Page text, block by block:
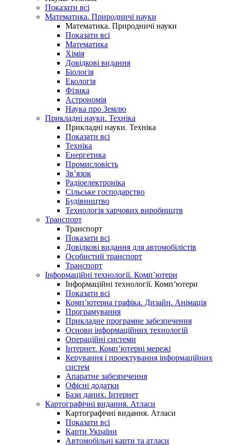
Показати всі
Математика. Природничі науки
Математика. Природничі науки
Показати всі
Математика
Хімія
Довідкові видання
Біологія
Екологія
Фізика
Астрономія
Наука про Землю
Прикладні науки. Техніка
Прикладні науки. Техніка
Показати всі
Техніка
Енергетика
Промисловість
Зв’язок
Радіоелектроніка
Сільське господарство
Будівництво
Технологія харчових виробництв
Транспорт
Транспорт
Показати всі
Довідкові видання для автомобілістів
Особистий транспорт
Транспорт
Інформаційні технології. Комп’ютери
Інформаційні технології. Комп’ютери
Показати всі
Комп’ютерна графіка. Дизайн. Анімація
Програмування
Прикладне програмне забезпечення
Основи інформаційних технологій
Операційні системи
Інтернет. Комп’ютерні мережі
Керування і проектування інформаційних
систем
Апаратне забезпечення
Офісні додатки
Бази даних. Інтернет
Картографічні видання. Атласи
Картографічні видання. Атласи
Показати всі
Карти України
Автомобільні карти та атласи